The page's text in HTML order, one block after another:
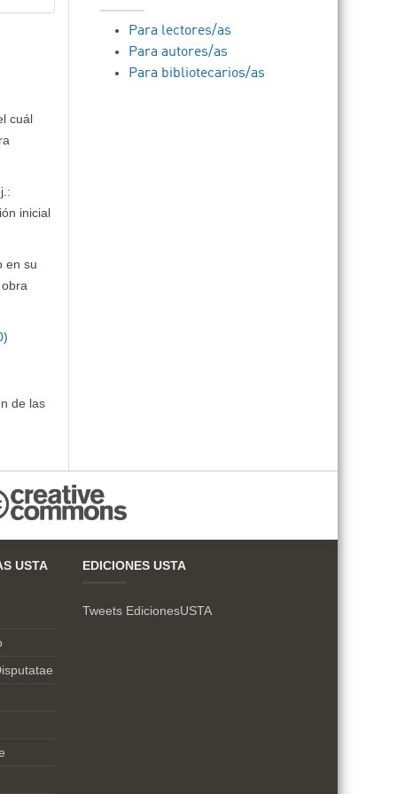
cuál
inicial
en su
de las
Para lectores/as
Para autores/as
Para bibliotecarios/as
USTA EDICIONES USTA
Tweets EdicionesUSTA